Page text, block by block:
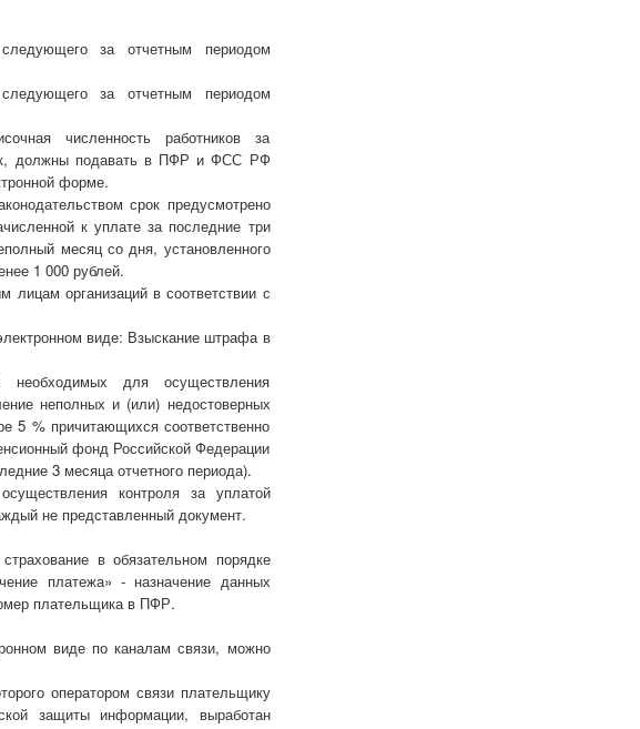
за отчетным периодом
за отчетным периодом
численность работников за
должны подавать в ПФР и ФСС РФ
форме.
срок предусмотрено
к уплате за последние три
месяц со дня, установленного
1 000 рублей.
лицам организаций в соответствии с
виде: Взыскание штрафа в
для осуществления
неполных и (или) недостоверных
5 % причитающихся соответственно
фонд Российской Федерации
3 месяца отчетного периода).
контроля за уплатой
не представленный документ.
в обязательном порядке
платежа» - назначение данных
плательщика в ПФР.
виде по каналам связи, можно
оператором связи плательщику
защиты информации, выработан